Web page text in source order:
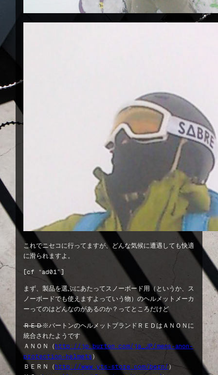
これでニセコに行ってますが、どんな気候に遭遇しても快適
に滑られますよ。
[cf “ad01”]
まず、製品を選ぶにあたってスノーボード用（というか、ス
ノーボードでも使えますよっていう物）のヘルメットメーカ
ーってのはどんなのがあるのか？ってところだけど
ＲＥＤ※バートンのヘルメットブランドＲＥＤはＡＮＯＮに
統合されたようです
ＡＮＯＮ（http://jp.burton.com/ja_JP/mens-anon-
protection-helmets ）
ＢＥＲＮ（http://www.yts-store.com/bern/）